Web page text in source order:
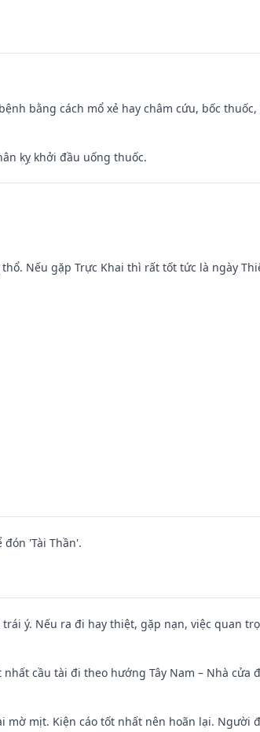
bằng cách mổ xẻ hay châm cứu, bốc
kỵ khởi đầu uống thuốc.
Nếu gặp Trực Khai thì rất tốt tức là ngày
đón 'Tài Thần'.
ý. Nếu ra đi hay thiệt, gặp nạn, việc quan
cầu tài đi theo hướng Tây Nam – Nhà cửa
mờ mịt. Kiện cáo tốt nhất nên hoãn lại. Người